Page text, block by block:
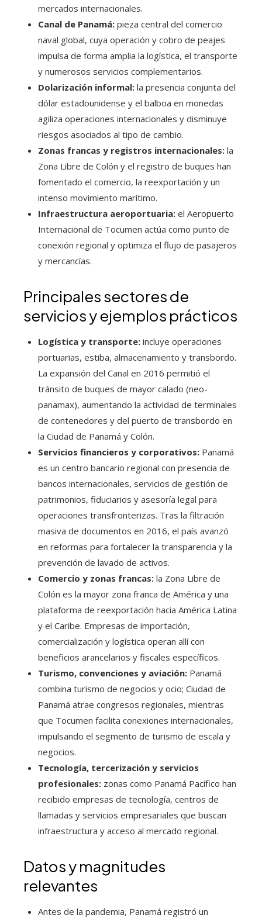
mercados internacionales.
Canal de Panamá: pieza central del comercio
naval global, cuya operación y cobro de peajes
impulsa de forma amplia la logística, el transporte
y numerosos servicios complementarios.
Dolarización informal: la presencia conjunta del
dólar estadounidense y el balboa en monedas
agiliza operaciones internacionales y disminuye
riesgos asociados al tipo de cambio.
Zonas francas y registros internacionales: la
Zona Libre de Colón y el registro de buques han
fomentado el comercio, la reexportación y un
intenso movimiento marítimo.
Infraestructura aeroportuaria: el Aeropuerto
Internacional de Tocumen actúa como punto de
conexión regional y optimiza el flujo de pasajeros
y mercancías.
Principales sectores de
servicios y ejemplos prácticos
Logística y transporte: incluye operaciones
portuarias, estiba, almacenamiento y transbordo.
La expansión del Canal en 2016 permitió el
tránsito de buques de mayor calado (neo-
panamax), aumentando la actividad de terminales
de contenedores y del puerto de transbordo en
la Ciudad de Panamá y Colón.
Servicios financieros y corporativos: Panamá
es un centro bancario regional con presencia de
bancos internacionales, servicios de gestión de
patrimonios, fiduciarios y asesoría legal para
operaciones transfronterizas. Tras la filtración
masiva de documentos en 2016, el país avanzó
en reformas para fortalecer la transparencia y la
prevención de lavado de activos.
Comercio y zonas francas: la Zona Libre de
Colón es la mayor zona franca de América y una
plataforma de reexportación hacia América Latina
y el Caribe. Empresas de importación,
comercialización y logística operan allí con
beneficios arancelarios y fiscales específicos.
Turismo, convenciones y aviación: Panamá
combina turismo de negocios y ocio; Ciudad de
Panamá atrae congresos regionales, mientras
que Tocumen facilita conexiones internacionales,
impulsando el segmento de turismo de escala y
negocios.
Tecnología, tercerización y servicios
profesionales: zonas como Panamá Pacífico han
recibido empresas de tecnología, centros de
llamadas y servicios empresariales que buscan
infraestructura y acceso al mercado regional.
Datos y magnitudes
relevantes
Antes de la pandemia, Panamá registró un